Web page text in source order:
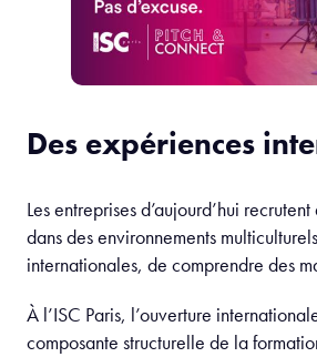
Des expériences
Les entreprises d’aujourd’hui
dans des environnements
internationales, de comprendre des
À l’ISC Paris, l’ouverture
composante structurelle de la